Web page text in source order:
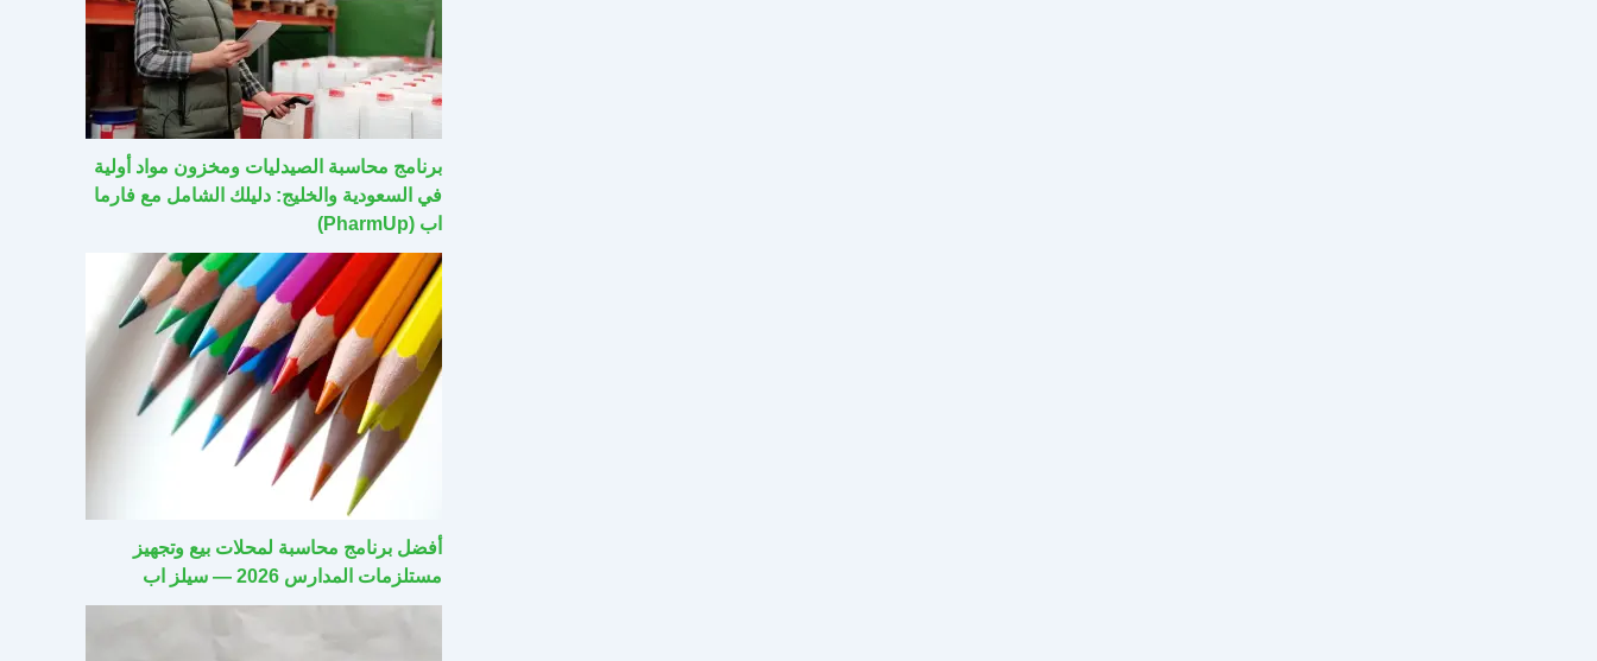
برنامج محاسبة الصيدليات ومخزون مواد أولية
في السعودية والخليج: دليلك الشامل مع فارما
اب (PharmUp)
أفضل برنامج محاسبة لمحلات بيع وتجهيز
مستلزمات المدارس 2026 — سيلز اب